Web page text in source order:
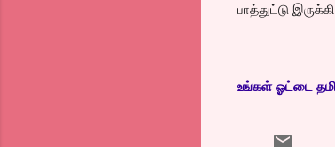
பாத்துட்டு
உங்கள் ஓட்டை